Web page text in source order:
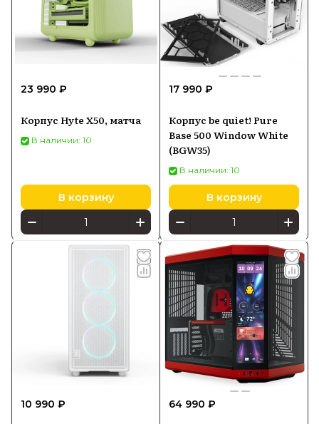
23 990 ₽
Корпус Hyte X50, матча
В наличии: 10
В корзину
17 990 ₽
Корпус be quiet! Pure
Base 500 Window White
(BGW35)
В наличии: 10
В корзину
10 990 ₽ 64 990 ₽